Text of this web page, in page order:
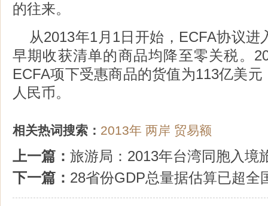
的往来。
从2013年1月1日开始，ECFA协议
早期收获清单的商品均降至零关税。
ECFA项下受惠商品的货值为113亿美
人民币。
相关热词搜索： 2013年 两岸 贸易额
上一篇： 旅游局：2013年台湾同胞入境
下一篇： 28省份GDP总量据估算已超全